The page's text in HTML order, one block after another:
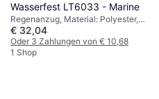
Wasserfest LT6033 - Marine
Regenanzug, Material: Polyester,
Wasserdicht
€ 32,04
Oder 3 Zahlungen von € 10,68
1 Shop